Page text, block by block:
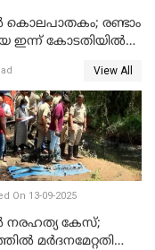
കൊലപാതകം; രണ്ടാം
ഇന്ന് കോടതിയിൽ
View All
On 13-09-2025
നരഹത്യ കേസ്;
മര്‍ദനമേറ്റതിന്റെ